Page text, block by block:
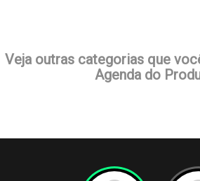
Veja outras categorias que
Agenda do